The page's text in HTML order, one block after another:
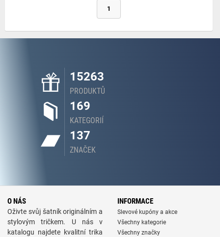
1
15263
PRODUKTŮ
169
KATEGORIÍ
137
ZNAČEK
O NÁS
Oživte svůj šatník originálním a
stylovým tričkem. U nás v
katalogu najdete kvalitní trika
INFORMACE
Slevové kupóny a akce
Všechny kategorie
Všechny značky